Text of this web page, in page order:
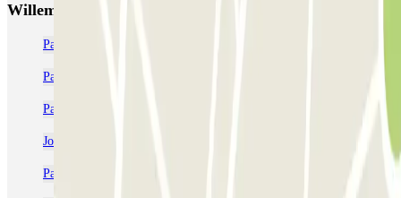
Willem Fenengastraat
Parkeren in de buurt van de RAI Amsterdam
Parkeren De Pijp | Goedkope parkeergarage reserveren
Parkeren Ziggo Dome | Goedkope parkeergarage reserveren
Johan Cruijff ArenA Parkeren Amsterdam | Goedkoop reserveren
Parkeer dichtbij de Amsterdam Bijlmer ArenA